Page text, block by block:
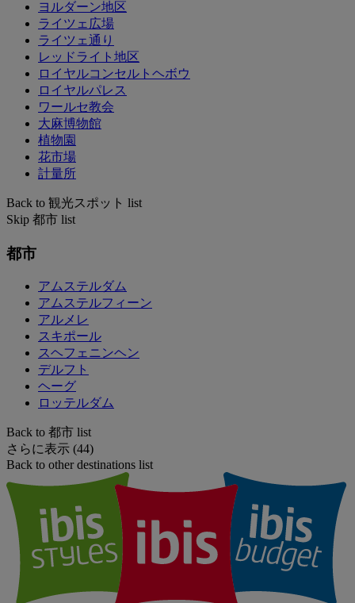
ヨルダーン地区
ライツェ広場
ライツェ通り
レッドライト地区
ロイヤルコンセルトヘボウ
ロイヤルパレス
ワールセ教会
大麻博物館
植物園
花市場
計量所
Back to 観光スポット list
Skip 都市 list
都市
アムステルダム
アムステルフィーン
アルメレ
スキポール
スヘフェニンヘン
デルフト
ヘーグ
ロッテルダム
Back to 都市 list
さらに表示 (44)
Back to other destinations list